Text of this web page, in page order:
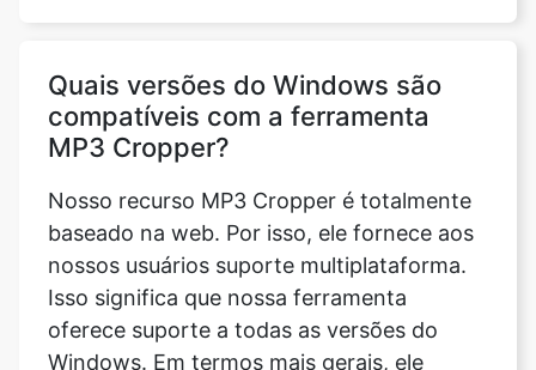
Nosso recurso MP3 Cropper é totalmente
baseado na web. Por isso, ele fornece aos
nossos usuários suporte multiplataforma.
Isso significa que nossa ferramenta
oferece suporte a todas as versões do
Windows. Em termos mais gerais, ele
suporta todas as versões de todos os
sistemas operacionais.